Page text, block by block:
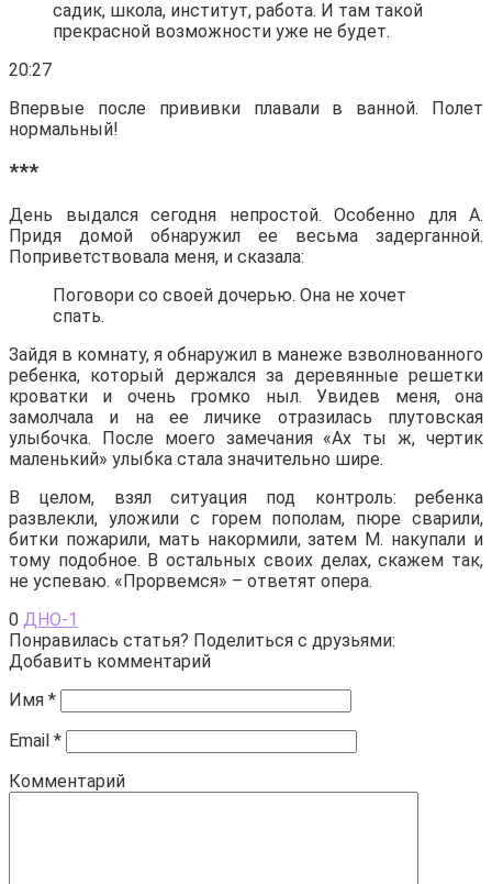
садик, школа, институт, работа. И там такой
прекрасной возможности уже не будет.
20:27
Впервые после прививки плавали в ванной. Полет
нормальный!
***
День выдался сегодня непростой. Особенно для А.
Придя домой обнаружил ее весьма задерганной.
Поприветствовала меня, и сказала:
Поговори со своей дочерью. Она не хочет
спать.
Зайдя в комнату, я обнаружил в манеже взволнованного
ребенка, который держался за деревянные решетки
кроватки и очень громко ныл. Увидев меня, она
замолчала и на ее личике отразилась плутовская
улыбочка. После моего замечания «Ах ты ж, чертик
маленький» улыбка стала значительно шире.
В целом, взял ситуация под контроль: ребенка
развлекли, уложили с горем пополам, пюре сварили,
битки пожарили, мать накормили, затем М. накупали и
тому подобное. В остальных своих делах, скажем так,
не успеваю. «Прорвемся» – ответят опера.
0 ДНО-1
Понравилась статья? Поделиться с друзьями:
Добавить комментарий
Имя *
Email *
Комментарий